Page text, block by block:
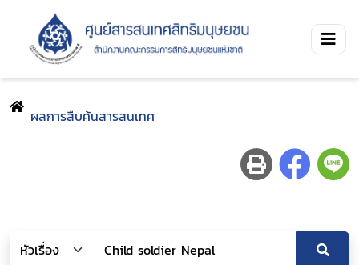
ผลการสืบค้นสารสนเทศ